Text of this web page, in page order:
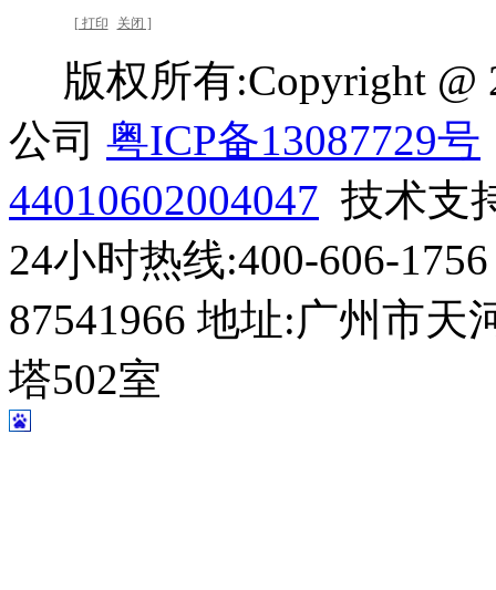
[ 打印 关闭 ]
版权所有:Copyright @
公司 粤ICP备13087729号
44010602004047 技术支
24小时热线:400-606-
87541966 地址:广州市天
塔502室